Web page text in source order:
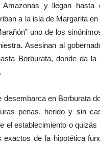
y llegan
a la isla de Margarita
uno de los
Asesinan al
Borburata, donde da
desembarca en Borburata
penas, herido y sin
el establecimiento o
de la hipotética